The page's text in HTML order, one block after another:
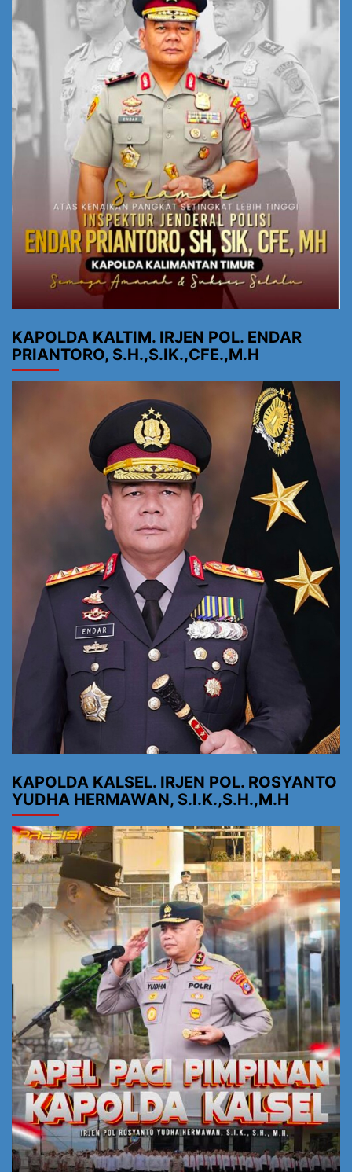
KAPOLDA KALTIM. IRJEN POL. ENDAR
PRIANTORO, S.H.,S.IK.,CFE.,M.H
KAPOLDA KALSEL. IRJEN POL. ROSYANTO
YUDHA HERMAWAN, S.I.K.,S.H.,M.H